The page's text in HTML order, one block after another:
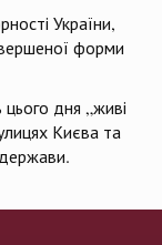
України,
форми
дня „живі
Києва та